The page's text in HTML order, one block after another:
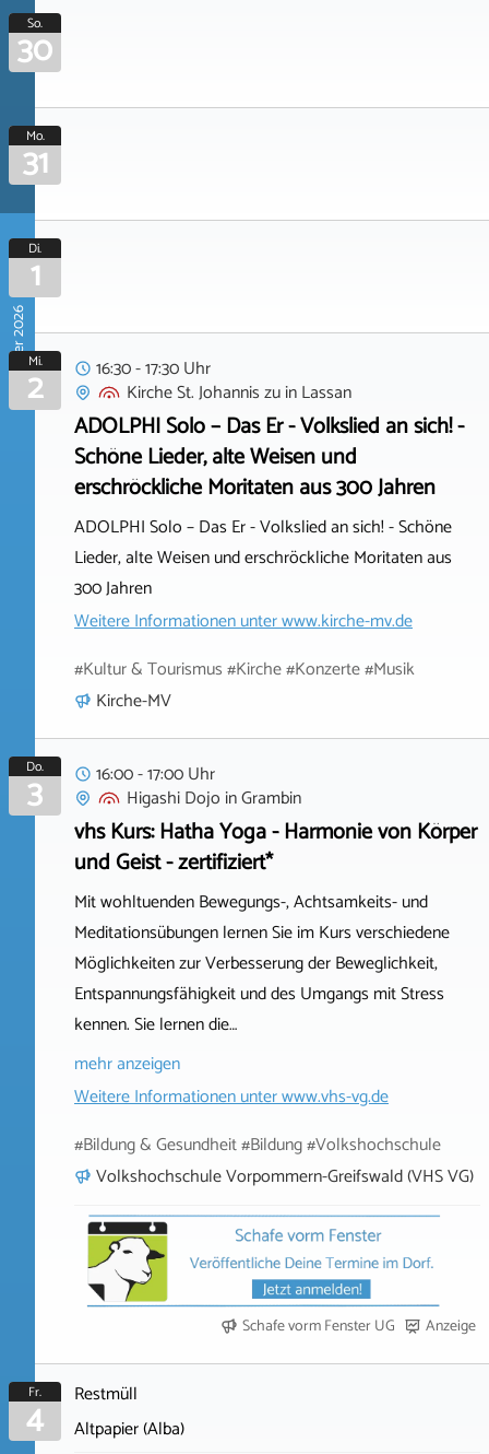
So.
30
Mo.
31
September 2026
Di.
1
Mi.
2
16:30 - 17:30 Uhr
Kirche St. Johannis zuinLassan
ADOLPHI Solo – Das Er - Volkslied an sich! -
Schöne Lieder, alte Weisen und
erschröckliche Moritaten aus 300 Jahren
ADOLPHI Solo – Das Er - Volkslied an sich! - Schöne
Lieder, alte Weisen und erschröckliche Moritaten aus
300 Jahren
Weitere Informationen unterwww.kirche-mv.de
#Kultur & Tourismus #Kirche #Konzerte #Musik
Kirche-MV
Do.
3
16:00 - 17:00 Uhr
Higashi Dojo inGrambin
vhs Kurs: Hatha Yoga - Harmonie von Körper
und Geist - zertifiziert*
Mit wohltuenden Bewegungs-, Achtsamkeits- und
Meditationsübungen lernen Sie im Kurs verschiedene
Möglichkeiten zur Verbesserung der Beweglichkeit,
Entspannungsfähigkeit und des Umgangs mit Stress
kennen. Sie lernen die…
mehr anzeigen
Weitere Informationen unterwww.vhs-vg.de
#Bildung & Gesundheit #Bildung #Volkshochschule
Volkshochschule Vorpommern-Greifswald (VHS VG)
Schafe vorm Fenster UG Anzeige
Fr.
4
Restmüll
Altpapier (Alba)